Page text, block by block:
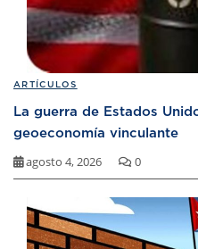
ARTÍCULOS
La guerra de Estados
geoeconomía vinculante
agosto 4, 2026 0